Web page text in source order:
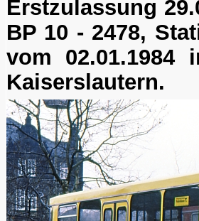
Erstzulassung
BP 10 - 2478,
vom 02.01.1984
Kaiserslautern.